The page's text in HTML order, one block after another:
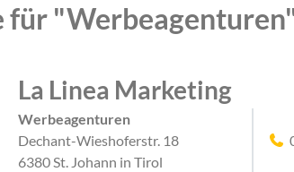
für
La Linea Marketing
Werbeagenturen
Dechant-Wieshoferstr. 18
6380 St. Johann in Tirol